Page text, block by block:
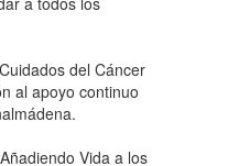
del Cáncer
al apoyo continuo
Vida a los